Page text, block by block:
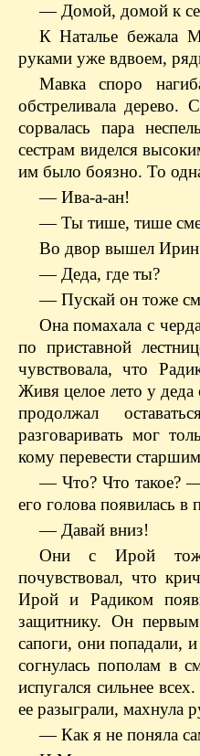
— Домой, домой к
К Наталье бежала
руками уже вдвоем,
Мавка споро
обстреливала дерево.
сорвалась пара
сестрам виделся
им было боязно. То
— Ива-а-ан!
— Ты тише, тише
Во двор вышел Ирин
— Деда, где ты?
— Пускай он тоже
Она помахала с
по приставной
чувствовала, что
Живя целое лето у
продолжал
разговаривать мог
кому перевести
— Что? Что такое? —
его голова появилась
— Давай вниз!
Они с Ирой тоже
почувствовал, что
Ирой и Радиком
защитнику. Он
сапоги, они попадали,
согнулась пополам в
испугался сильнее
ее разыграли, махнула
— Как я не поняла